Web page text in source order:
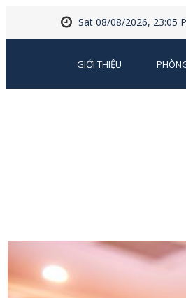
Sat 08/08/2026, 23:05
GIỚI THIỆU